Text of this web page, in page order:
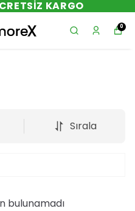
KARGO
0
Sırala
bulunamadı